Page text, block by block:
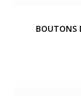
BOUTONS